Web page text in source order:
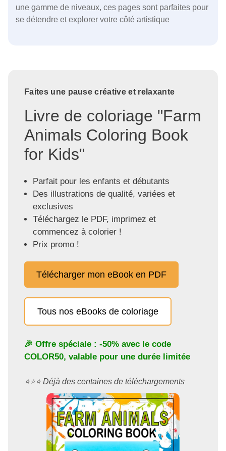
une gamme de niveaux, ces pages sont parfaites pour
se détendre et explorer votre côté artistique
Faites une pause créative et relaxante
Livre de coloriage "Farm
Animals Coloring Book
for Kids"
Parfait pour les enfants et débutants
Des illustrations de qualité, variées et
exclusives
Téléchargez le PDF, imprimez et
commencez à colorier !
Prix promo !
Télécharger mon eBook en PDF
Tous nos eBooks de coloriage
🎉 Offre spéciale : -50% avec le code
COLOR50, valable pour une durée limitée
⭐️⭐️⭐️ Déjà des centaines de téléchargements